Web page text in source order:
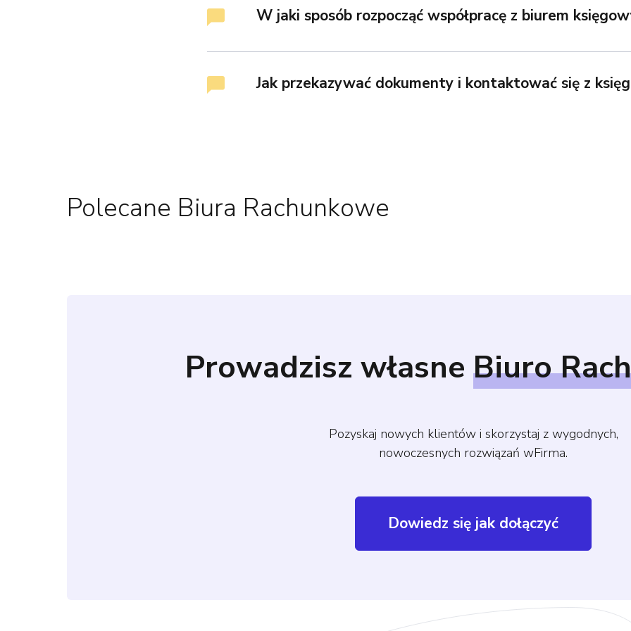
W jaki sposób rozpocząć współpracę z biurem
Jak przekazywać dokumenty i kontaktować się z
Polecane Biura Rachunkowe
Prowadzisz własne Biuro
Pozyskaj nowych klientów i skorzystaj z wygodnych,
nowoczesnych rozwiązań wFirma.
Dowiedz się jak dołączyć